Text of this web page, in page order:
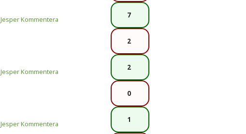
JesperKommentera 7
2
JesperKommentera 2
0
JesperKommentera 1